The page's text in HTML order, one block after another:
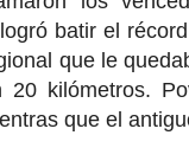
batir el
que le
20 kilómetros.
que el